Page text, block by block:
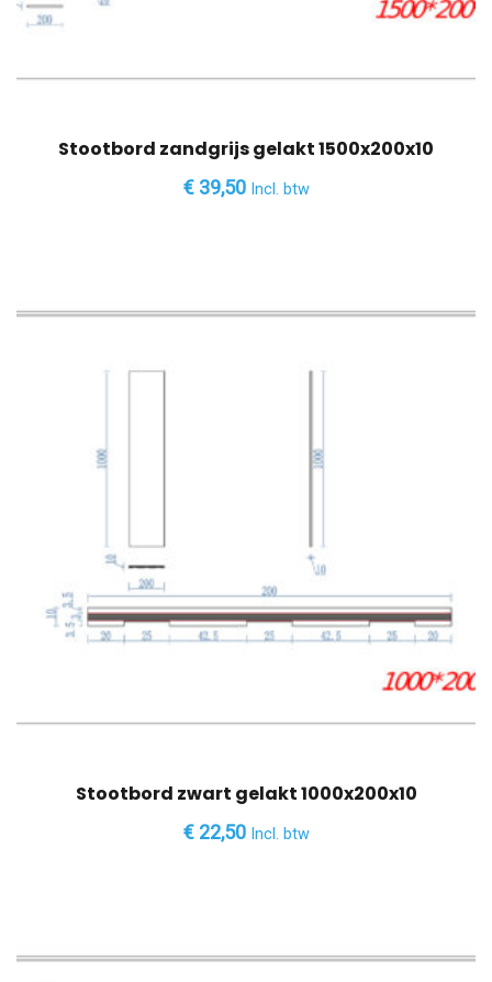
Stootbord zandgrijs gelakt 1500x200x10
€39,50 Incl. btw
Stootbord zwart gelakt 1000x200x10
€22,50 Incl. btw